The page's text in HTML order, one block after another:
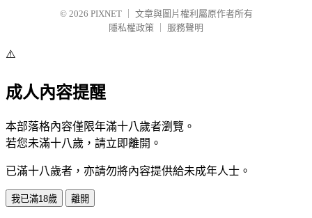
© 2026 PIXNET
文章與圖片權利屬原作者所有
隱私權政策
服務聲明
⚠️
成人內容提醒
本部落格內容僅限年滿十八歲者瀏覽。
若您未滿十八歲，請立即離開。
已滿十八歲者，亦請勿將內容提供給未成年人士。
我已滿18歲 離開